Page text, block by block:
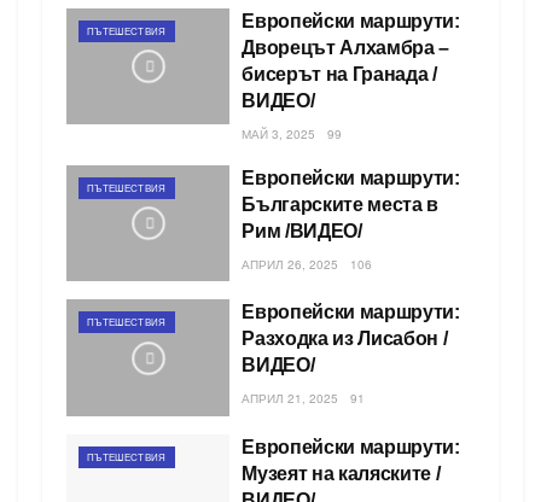
ПЪТЕШЕСТВИЯ
Европейски маршрути:
Дворецът Алхамбра –
бисерът на Гранада /
ВИДЕО/
МАЙ 3, 2025 99
ПЪТЕШЕСТВИЯ
Европейски маршрути:
Българските места в
Рим /ВИДЕО/
АПРИЛ 26, 2025 106
ПЪТЕШЕСТВИЯ
Европейски маршрути:
Разходка из Лисабон /
ВИДЕО/
АПРИЛ 21, 2025 91
ПЪТЕШЕСТВИЯ
Европейски маршрути:
Музеят на каляските /